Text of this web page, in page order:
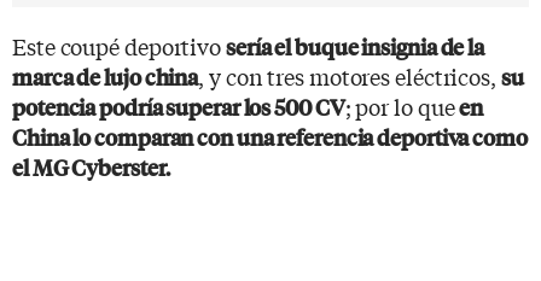
Este coupé deportivosería el buque insignia de la
marca de lujo china, y con tres motores eléctricos, su
potencia podría superar los 500 CV; por lo queen
China lo comparan con una referencia deportiva como
el MG Cyberster.